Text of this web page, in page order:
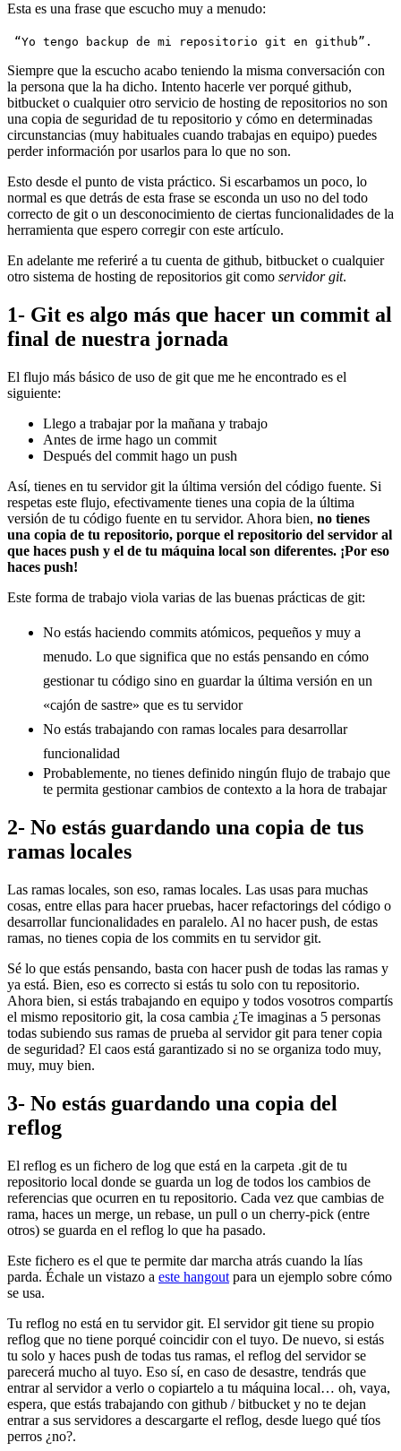
Esta es una frase que escucho muy a menudo:
“Yo tengo backup de mi repositorio git en github”.
Siempre que la escucho acabo teniendo la misma conversación con
la persona que la ha dicho. Intento hacerle ver porqué github,
bitbucket o cualquier otro servicio de hosting de repositorios no son
una copia de seguridad de tu repositorio y cómo en determinadas
circunstancias (muy habituales cuando trabajas en equipo) puedes
perder información por usarlos para lo que no son.
Esto desde el punto de vista práctico. Si escarbamos un poco, lo
normal es que detrás de esta frase se esconda un uso no del todo
correcto de git o un desconocimiento de ciertas funcionalidades de la
herramienta que espero corregir con este artículo.
En adelante me referiré a tu cuenta de github, bitbucket o cualquier
otro sistema de hosting de repositorios git como servidor git.
1- Git es algo más que hacer un commit al
final de nuestra jornada
El flujo más básico de uso de git que me he encontrado es el
siguiente:
Llego a trabajar por la mañana y trabajo
Antes de irme hago un commit
Después del commit hago un push
Así, tienes en tu servidor git la última versión del código fuente. Si
respetas este flujo, efectivamente tienes una copia de la última
versión de tu código fuente en tu servidor. Ahora bien, no tienes
una copia de tu repositorio, porque el repositorio del servidor al
que haces push y el de tu máquina local son diferentes. ¡Por eso
haces push!
Este forma de trabajo viola varias de las buenas prácticas de git:
No estás haciendo commits atómicos, pequeños y muy a
menudo. Lo que significa que no estás pensando en cómo
gestionar tu código sino en guardar la última versión en un
«cajón de sastre» que es tu servidor
No estás trabajando con ramas locales para desarrollar
funcionalidad
Probablemente, no tienes definido ningún flujo de trabajo que
te permita gestionar cambios de contexto a la hora de trabajar
2- No estás guardando una copia de tus
ramas locales
Las ramas locales, son eso, ramas locales. Las usas para muchas
cosas, entre ellas para hacer pruebas, hacer refactorings del código o
desarrollar funcionalidades en paralelo. Al no hacer push, de estas
ramas, no tienes copia de los commits en tu servidor git.
Sé lo que estás pensando, basta con hacer push de todas las ramas y
ya está. Bien, eso es correcto si estás tu solo con tu repositorio.
Ahora bien, si estás trabajando en equipo y todos vosotros compartís
el mismo repositorio git, la cosa cambia ¿Te imaginas a 5 personas
todas subiendo sus ramas de prueba al servidor git para tener copia
de seguridad? El caos está garantizado si no se organiza todo muy,
muy, muy bien.
3- No estás guardando una copia del
reflog
El reflog es un fichero de log que está en la carpeta .git de tu
repositorio local donde se guarda un log de todos los cambios de
referencias que ocurren en tu repositorio. Cada vez que cambias de
rama, haces un merge, un rebase, un pull o un cherry-pick (entre
otros) se guarda en el reflog lo que ha pasado.
Este fichero es el que te permite dar marcha atrás cuando la lías
parda. Échale un vistazo a este hangout para un ejemplo sobre cómo
se usa.
Tu reflog no está en tu servidor git. El servidor git tiene su propio
reflog que no tiene porqué coincidir con el tuyo. De nuevo, si estás
tu solo y haces push de todas tus ramas, el reflog del servidor se
parecerá mucho al tuyo. Eso sí, en caso de desastre, tendrás que
entrar al servidor a verlo o copiartelo a tu máquina local… oh, vaya,
espera, que estás trabajando con github / bitbucket y no te dejan
entrar a sus servidores a descargarte el reflog, desde luego qué tíos
perros ¿no?.